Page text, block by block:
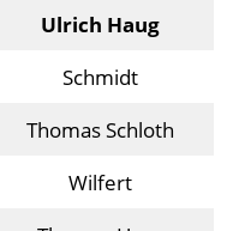
Ulrich Haug
Schmidt
Thomas Schloth
Wilfert